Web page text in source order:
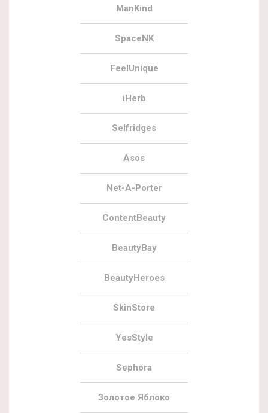
ManKind
SpaceNK
FeelUnique
iHerb
Selfridges
Asos
Net-A-Porter
ContentBeauty
BeautyBay
BeautyHeroes
SkinStore
YesStyle
Sephora
Золотое Яблоко